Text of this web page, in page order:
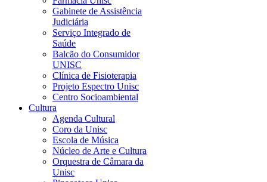
Gabinete de Assistência
Judiciária
Serviço Integrado de
Saúde
Balcão do Consumidor
UNISC
Clínica de Fisioterapia
Projeto Espectro Unisc
Centro Socioambiental
Cultura
Agenda Cultural
Coro da Unisc
Escola de Música
Núcleo de Arte e Cultura
Orquestra de Câmara da
Unisc